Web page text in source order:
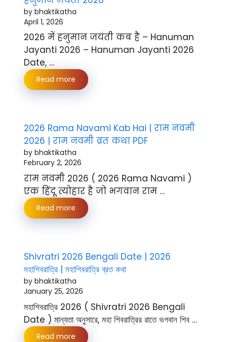
by bhaktikatha
April 1, 2026
2026 में हनुमान जयंती कब है – Hanuman
Jayanti 2026 – Hanuman Jayanti 2026
Date, …
Read more
2026 Rama Navami Kab Hai | राम नवमी
2026 | राम नवमी व्रत कथा PDF
by bhaktikatha
February 2, 2026
राम नवमी 2026 ( 2026 Rama Navami )
एक हिंदू त्योहार है जो भगवान राम …
Read more
Shivratri 2026 Bengali Date | 2026
মহাশিবরাত্রি | মহাশিবরাত্রি ব্রত কথা
by bhaktikatha
January 25, 2026
মহাশিবরাত্রি 2026 ( Shivratri 2026 Bengali
Date ) মান্যতা অনুসারে, মহা শিবরাত্রির রাতে ভগবান শিব …
Read more